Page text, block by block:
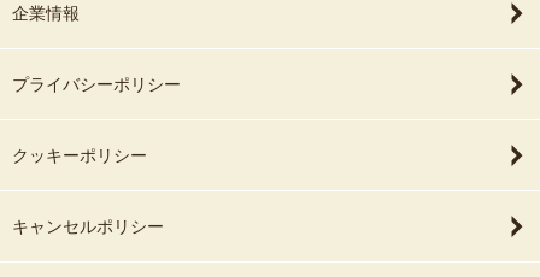
企業情報
プライバシーポリシー
クッキーポリシー
キャンセルポリシー